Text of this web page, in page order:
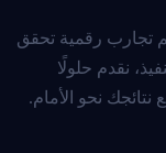
تجارب رقمية تحقق
نقدم حلولًا
نحو الأمام.